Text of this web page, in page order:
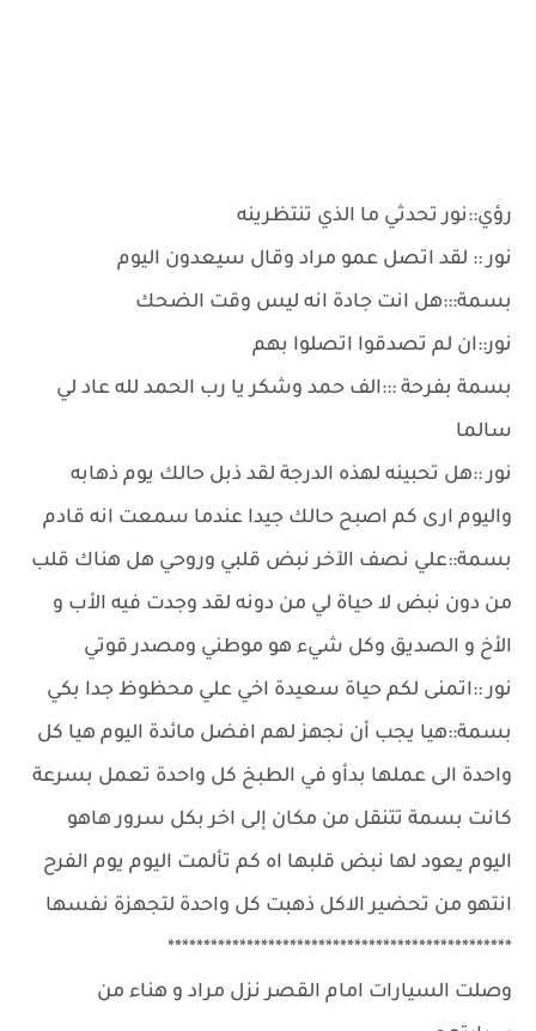
رؤي::نور تحدثي ما الذي تنتظرينه
نور :: لقد اتصل عمو مراد وقال سيعدون اليوم
بسمة:::هل انت جادة انه ليس وقت الضحك
نور::ان لم تصدقوا اتصلوا بهم
بسمة بفرحة :::الف حمد وشكر يا رب الحمد لله عاد لي
سالما
نور ::هل تحبينه لهذه الدرجة لقد ذبل حالك يوم ذهابه
واليوم ارى كم اصبح حالك جيدا عندما سمعت انه قادم
بسمة::علي نصف الآخر نبض قلبي وروحي هل هناك قلب
من دون نبض لا حياة لي من دونه لقد وجدت فيه الأب و
الأخ و الصديق وكل شيء هو موطني ومصدر قوتي
نور ::اتمنى لكم حياة سعيدة اخي علي محظوظ جدا بكي
بسمة::هيا يجب أن نجهز لهم افضل مائدة اليوم هيا كل
واحدة الى عملها بدأو في الطبخ كل واحدة تعمل بسرعة
كانت بسمة تتنقل من مكان إلى اخر بكل سرور هاهو
اليوم يعود لها نبض قلبها اه كم تألمت اليوم يوم الفرح
انتهو من تحضير الاكل ذهبت كل واحدة لتجهزة نفسها
************************************************
وصلت السيارات امام القصر نزل مراد و هناء من